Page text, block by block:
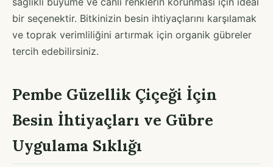
bir seçenektir. Bitkinizin besin ihtiyaçlarını karşılamak
ve toprak verimliliğini artırmak için organik gübreler
tercih edebilirsiniz.
Pembe Güzellik Çiçeği İçin
Besin İhtiyaçları ve Gübre
Uygulama Sıklığı